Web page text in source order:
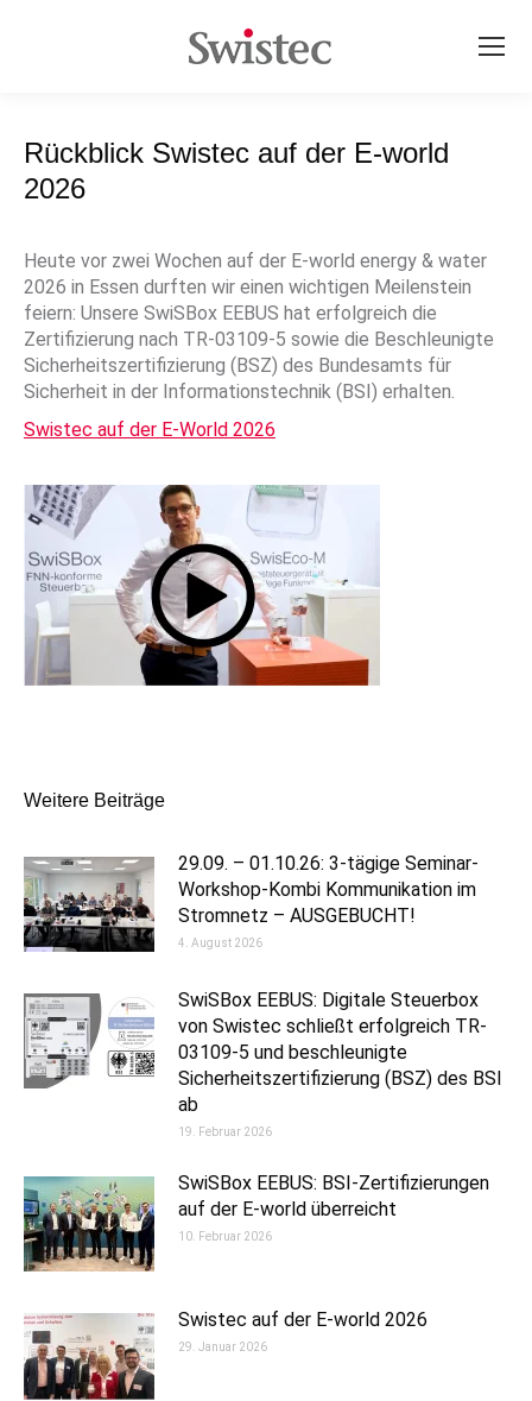
Rückblick Swistec auf der E-world
2026
Heute vor zwei Wochen auf der E-world energy & water
2026 in Essen durften wir einen wichtigen Meilenstein
feiern: Unsere SwiSBox EEBUS hat erfolgreich die
Zertifizierung nach TR-03109-5 sowie die Beschleunigte
Sicherheitszertifizierung (BSZ) des Bundesamts für
Sicherheit in der Informationstechnik (BSI) erhalten.
Swistec auf der E-World 2026
Kommentarnavigation
Weitere Beiträge
29.09. – 01.10.26: 3-tägige Seminar-
Workshop-Kombi Kommunikation im
Stromnetz – AUSGEBUCHT!
4. August 2026
SwiSBox EEBUS: Digitale Steuerbox
von Swistec schließt erfolgreich TR-
03109-5 und beschleunigte
Sicherheitszertifizierung (BSZ) des BSI
ab
19. Februar 2026
SwiSBox EEBUS: BSI-Zertifizierungen
auf der E-world überreicht
10. Februar 2026
Swistec auf der E-world 2026
29. Januar 2026